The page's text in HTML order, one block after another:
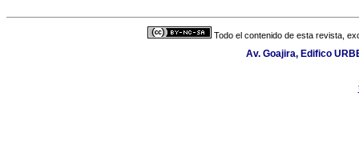
Todo el contenido de esta revista,
Av. Goajira, Edifico